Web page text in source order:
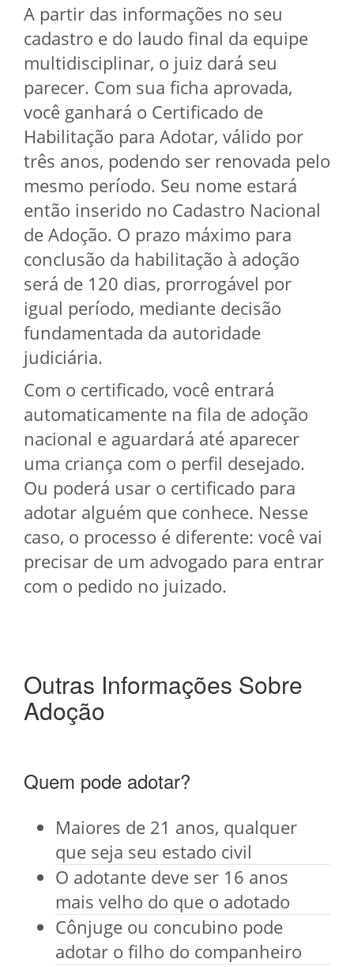
A partir das informações no seu
cadastro e do laudo final da equipe
multidisciplinar, o juiz dará seu
parecer. Com sua ficha aprovada,
você ganhará o Certificado de
Habilitação para Adotar, válido por
três anos, podendo ser renovada pelo
mesmo período. Seu nome estará
então inserido no Cadastro Nacional
de Adoção. O prazo máximo para
conclusão da habilitação à adoção
será de 120 dias, prorrogável por
igual período, mediante decisão
fundamentada da autoridade
judiciária.
Com o certificado, você entrará
automaticamente na fila de adoção
nacional e aguardará até aparecer
uma criança com o perfil desejado.
Ou poderá usar o certificado para
adotar alguém que conhece. Nesse
caso, o processo é diferente: você vai
precisar de um advogado para entrar
com o pedido no juizado.
Outras Informações Sobre
Adoção
Quem pode adotar?
Maiores de 21 anos, qualquer
que seja seu estado civil
O adotante deve ser 16 anos
mais velho do que o adotado
Cônjuge ou concubino pode
adotar o filho do companheiro